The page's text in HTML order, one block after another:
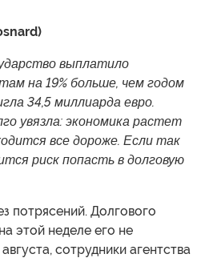
выплатило
на 19% больше, чем годом
34,5 миллиарда евро.
увязла: экономика растет
все дороже. Если так
риск попасть в долговую
потрясений. Долгового
этой неделе его не
сотрудники агентства